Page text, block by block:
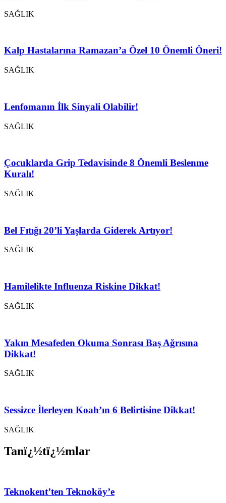
SAĞLIK
Kalp Hastalarına Ramazan’a Özel 10 Önemli Öneri!
SAĞLIK
Lenfomanın İlk Sinyali Olabilir!
SAĞLIK
Çocuklarda Grip Tedavisinde 8 Önemli Beslenme
Kuralı!
SAĞLIK
Bel Fıtığı 20’li Yaşlarda Giderek Artıyor!
SAĞLIK
Hamilelikte Influenza Riskine Dikkat!
SAĞLIK
Yakın Mesafeden Okuma Sonrası Baş Ağrısına
Dikkat!
SAĞLIK
Sessizce İlerleyen Koah’ın 6 Belirtisine Dikkat!
SAĞLIK
Tanï¿½tï¿½mlar
Teknokent’ten Teknoköy’e